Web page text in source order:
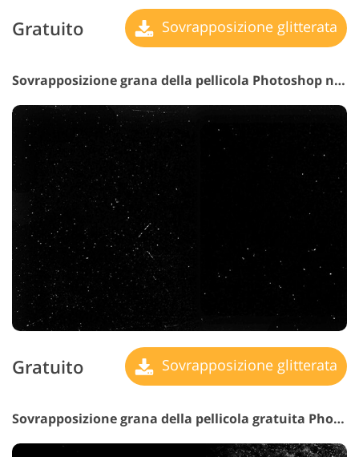
Gratuito Sovrapposizione glitterata
Sovrapposizione grana della pellicola Photoshop n. 17 "Memorable Encounters"
Gratuito Sovrapposizione glitterata
Sovrapposizione grana della pellicola gratuita Photoshop #18 "Vintage Aesthetic"